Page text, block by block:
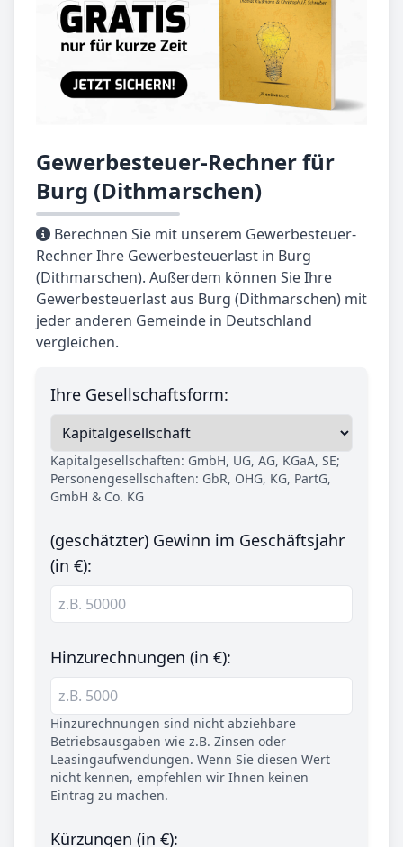
Gewerbesteuer-Rechner für
Burg (Dithmarschen)
Berechnen Sie mit unserem Gewerbesteuer-
Rechner Ihre Gewerbesteuerlast in Burg
(Dithmarschen). Außerdem können Sie Ihre
Gewerbesteuerlast aus Burg (Dithmarschen) mit
jeder anderen Gemeinde in Deutschland
vergleichen.
Ihre Gesellschaftsform:
Kapitalgesellschaften: GmbH, UG, AG, KGaA, SE;
Personengesellschaften: GbR, OHG, KG, PartG,
GmbH & Co. KG
(geschätzter) Gewinn im Geschäftsjahr
(in €):
Hinzurechnungen (in €):
Hinzurechnungen sind nicht abziehbare
Betriebsausgaben wie z.B. Zinsen oder
Leasingaufwendungen. Wenn Sie diesen Wert
nicht kennen, empfehlen wir Ihnen keinen
Eintrag zu machen.
Kürzungen (in €):